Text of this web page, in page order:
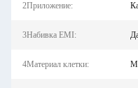
2Приложение:
3Набивка EMI:
4Материал клетки: